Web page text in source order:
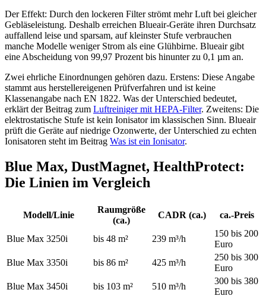
Der Effekt: Durch den lockeren Filter strömt mehr Luft bei gleicher
Gebläseleistung. Deshalb erreichen Blueair-Geräte ihren Durchsatz
auffallend leise und sparsam, auf kleinster Stufe verbrauchen
manche Modelle weniger Strom als eine Glühbirne. Blueair gibt
eine Abscheidung von 99,97 Prozent bis hinunter zu 0,1 µm an.
Zwei ehrliche Einordnungen gehören dazu. Erstens: Diese Angabe
stammt aus herstellereigenen Prüfverfahren und ist keine
Klassenangabe nach EN 1822. Was der Unterschied bedeutet,
erklärt der Beitrag zum Luftreiniger mit HEPA-Filter. Zweitens: Die
elektrostatische Stufe ist kein Ionisator im klassischen Sinn. Blueair
prüft die Geräte auf niedrige Ozonwerte, der Unterschied zu echten
Ionisatoren steht im Beitrag Was ist ein Ionisator.
Blue Max, DustMagnet, HealthProtect:
Die Linien im Vergleich
Modell/Linie
Raumgröße
(ca.)
CADR (ca.) ca.-Preis
Blue Max 3250i bis 48 m² 239 m³/h
150 bis 200
Euro
Blue Max 3350i
bis 86 m² 425 m³/h
250 bis 300
Euro
Blue Max 3450i
bis 103 m² 510 m³/h
300 bis 380
Euro